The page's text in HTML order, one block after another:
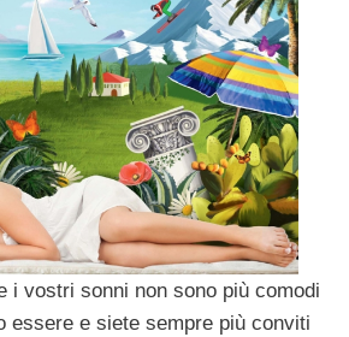
i vostri sonni non sono più comodi
essere e siete sempre più conviti